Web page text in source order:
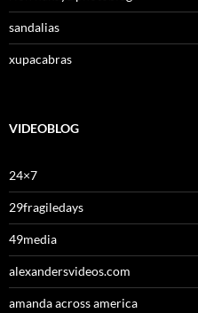
sandalias
xupacabras
VIDEOBLOG
24×7
29fragiledays
49media
alexandersvideos.com
amanda across america